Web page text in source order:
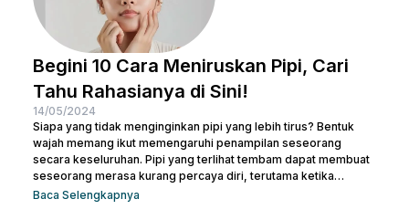
Begini 10 Cara Meniruskan Pipi, Cari
Tahu Rahasianya di Sini!
14/05/2024
Siapa yang tidak menginginkan pipi yang lebih tirus? Bentuk
wajah memang ikut memengaruhi penampilan seseorang
secara keseluruhan. Pipi yang terlihat tembam dapat membuat
seseorang merasa kurang percaya diri, terutama ketika
berfoto atau bertemu orang baru. Namun, jangan khawatir! Ada
Baca Selengkapnya